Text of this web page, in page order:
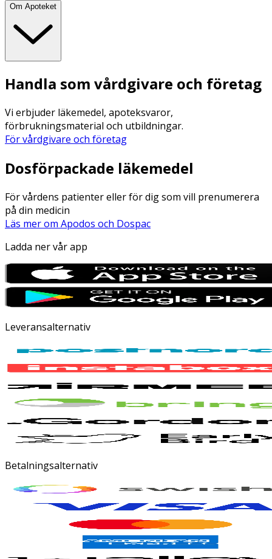
Om Apoteket
Handla som vårdgivare och företag
Vi erbjuder läkemedel, apoteksvaror,
förbrukningsmaterial och utbildningar.
För vårdgivare och företag
Dosförpackade läkemedel
För vårdens patienter eller för dig som vill prenumerera
på din medicin
Läs mer om Apodos och Dospac
Ladda ner vår app
Leveransalternativ
Betalningsalternativ